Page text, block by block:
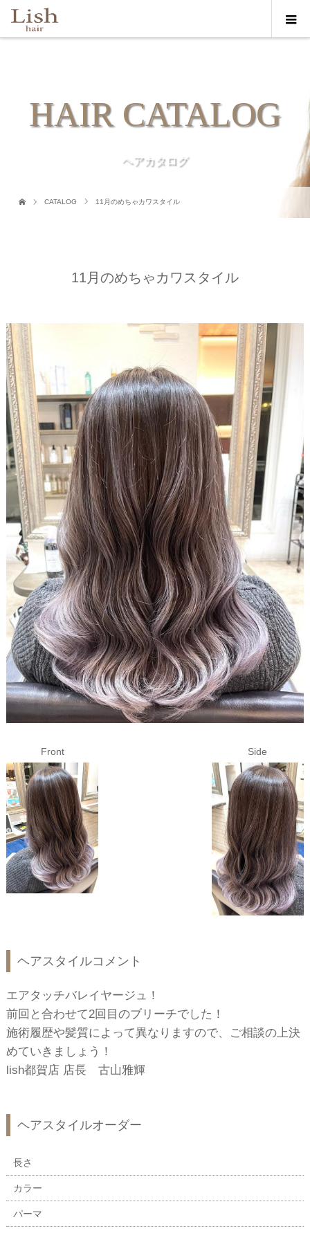
HAIR CATALOG
ヘアカタログ
CATALOG 11月のめちゃカワスタイル
11月のめちゃカワスタイル
Front Side
ヘアスタイルコメント
エアタッチバレイヤージュ！
前回と合わせて2回目のブリーチでした！
施術履歴や髪質によって異なりますので、ご相談の上決
めていきましょう！
lish都賀店 店長 古山雅輝
ヘアスタイルオーダー
長さ
カラー
パーマ